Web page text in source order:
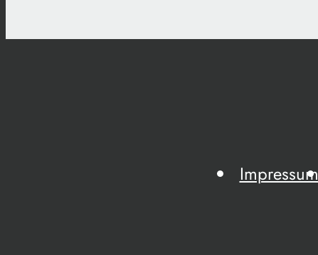
Impressum